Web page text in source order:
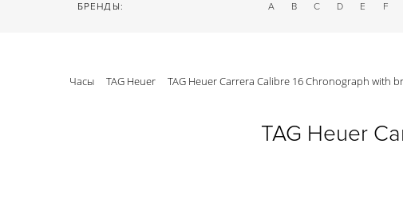
БРЕНДЫ: A B C D E F
Часы TAG Heuer TAG Heuer Carrera Calibre 16 Chronograph with
TAG Heuer